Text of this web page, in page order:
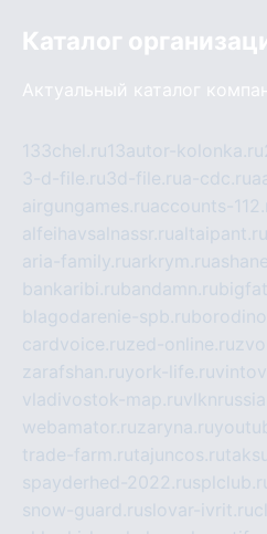
Каталог
Актуальный каталог
133chel.ru13autor-kolonka.ru
3-d-file.ru3d-file.rua-cdc.ru
airgungames.ruaccounts-
alfeihavsalnassr.rualtaipant.ru
aria-family.ruarkrym.ru
bankaribi.rubandamn.ru
blagodarenie-spb.ru
cardvoice.ruzed-online.ru
zarafshan.ruyork-life.ru
vladivostok-map.ru
webamator.ruzaryna.ru
trade-farm.rutajuncos.ru
spayderhed-2022.ru
snow-guard.ruslovar-ivrit.ru